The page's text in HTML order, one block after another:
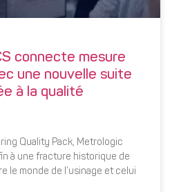
connecte mesure
une nouvelle suite
à la qualité
Quality Pack, Metrologic
à une fracture historique de
le monde de l’usinage et celui